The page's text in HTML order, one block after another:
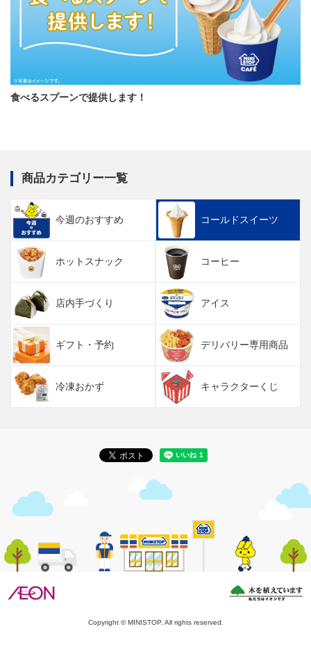
食べるスプーンで提供します！
商品カテゴリー一覧
今週のおすすめ コールドスイーツ
ホットスナック コーヒー
店内手づくり アイス
ギフト・予約 デリバリー専用商品
冷凍おかず キャラクターくじ
Copyright © MINISTOP. All rights reserved.